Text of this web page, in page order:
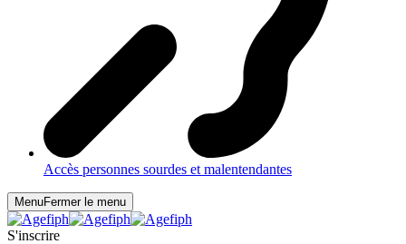
Accès personnes sourdes et malentendantes
MenuFermer le menu
S'inscrire